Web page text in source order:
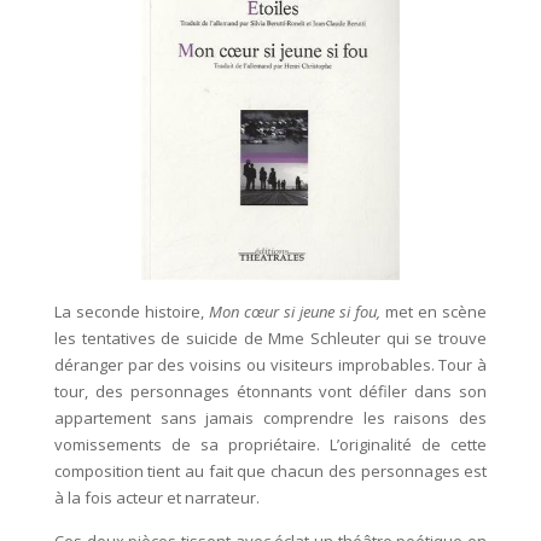
La seconde histoire, Mon cœur si jeune si fou, met en scène
les tentatives de suicide de Mme Schleuter qui se trouve
déranger par des voisins ou visiteurs improbables. Tour à
tour, des personnages étonnants vont défiler dans son
appartement sans jamais comprendre les raisons des
vomissements de sa propriétaire. L’originalité de cette
composition tient au fait que chacun des personnages est
à la fois acteur et narrateur.